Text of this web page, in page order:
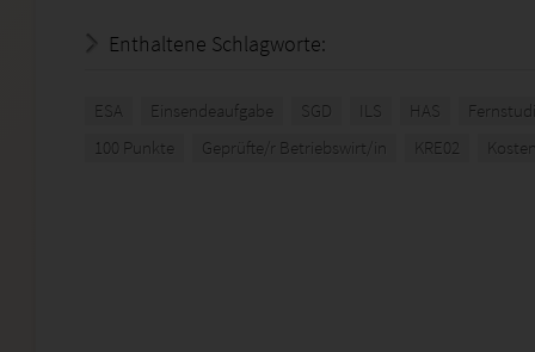
Enthaltene Schlagworte:
ESA Einsendeaufgabe SGD ILS HAS
100 Punkte
Geprüfte/r Betriebswirt/in KRE02